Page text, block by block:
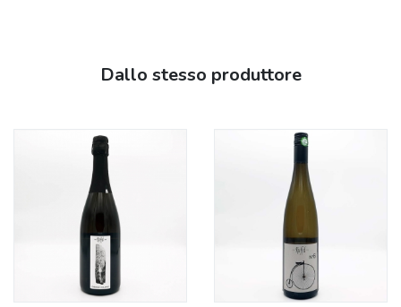
Dallo stesso produttore